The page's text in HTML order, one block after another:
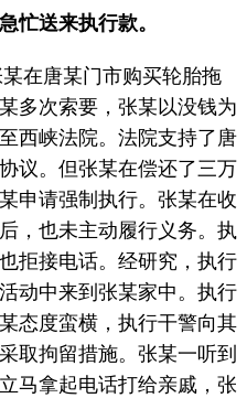
忙送来执行款。
在唐某门市购买轮胎拖
多次索要，张某以没钱为
西峡法院。法院支持了唐
议。但张某在偿还了三万
申请强制执行。张某在收
，也未主动履行义务。执
拒接电话。经研究，执行
动中来到张某家中。执行
态度蛮横，执行干警向其
取拘留措施。张某一听到
马拿起电话打给亲戚，张